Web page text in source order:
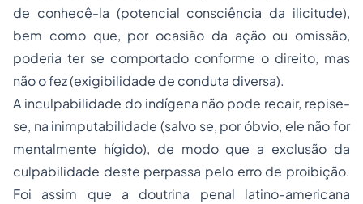
de conhecê-la (potencial consciência da ilicitude),
bem como que, por ocasião da ação ou omissão,
poderia ter se comportado conforme o direito, mas
não o fez (exigibilidade de conduta diversa).
A inculpabilidade do indígena não pode recair, repise-
se, na inimputabilidade (salvo se, por óbvio, ele não for
mentalmente hígido), de modo que a exclusão da
culpabilidade deste perpassa pelo erro de proibição.
Foi assim que a doutrina penal latino-americana